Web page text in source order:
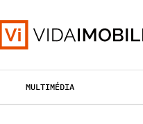
MULTIMÉDIA